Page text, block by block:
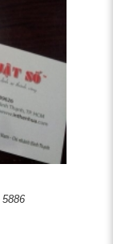
5886